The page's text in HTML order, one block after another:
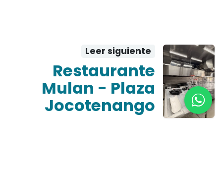
Leer siguiente
Restaurante
Mulan - Plaza
Jocotenango